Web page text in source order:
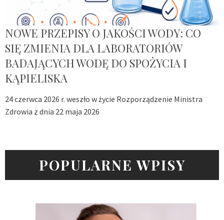
NOWE PRZEPISY O JAKOŚCI WODY: CO
SIĘ ZMIENIA DLA LABORATORIÓW
BADAJĄCYCH WODĘ DO SPOŻYCIA I
KĄPIELISKA
24 czerwca 2026 r. weszło w życie Rozporządzenie Ministra
Zdrowia z dnia 22 maja 2026
POPULARNE WPISY